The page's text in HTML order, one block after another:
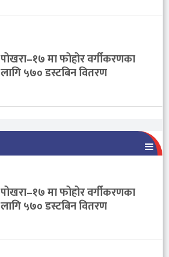
पोखरा–१७ मा फोहोर वर्गीकरणका
लागि ५७० डस्टबिन वितरण
पोखरा–१७ मा फोहोर वर्गीकरणका
लागि ५७० डस्टबिन वितरण